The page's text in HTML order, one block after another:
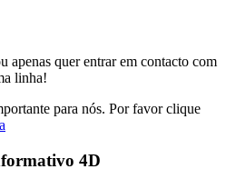
apenas quer entrar em contacto com
linha!
para nós. Por favor clique
4D